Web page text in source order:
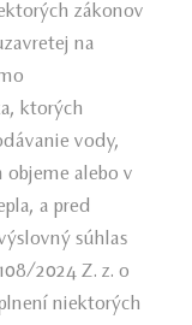
zákonov
na
ktorých
vody,
objeme alebo v
a pred
súhlas
2024 Z. z. o
niektorých